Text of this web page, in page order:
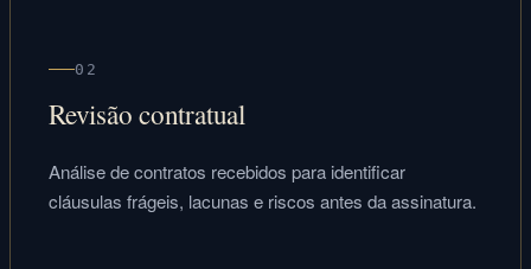
02
Revisão contratual
Análise de contratos recebidos para identificar
cláusulas frágeis, lacunas e riscos antes da assinatura.